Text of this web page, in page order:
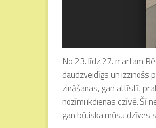
No 23. līdz 27. martam
daudzveidīgs un izzinošs
zināšanas, gan attīstīt
nozīmi ikdienas dzīvē. Šī
gan būtiska mūsu dzīves